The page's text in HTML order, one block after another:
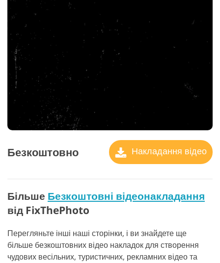
Безкоштовно Накладання відео
Більше Безкоштовні відеонакладання
від FixThePhoto
Перегляньте інші наші сторінки, і ви знайдете ще
більше безкоштовних відео накладок для створення
чудових весільних, туристичних, рекламних відео та